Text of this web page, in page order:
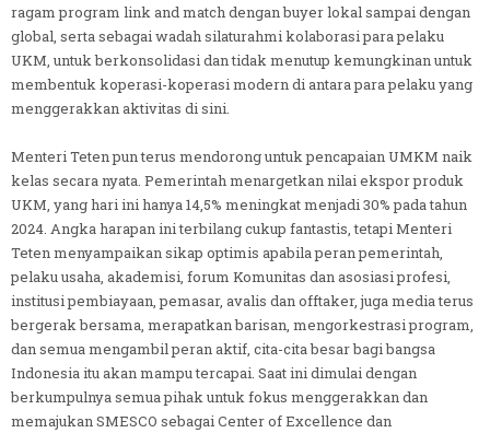
ragam program link and match dengan buyer lokal sampai dengan
global, serta sebagai wadah silaturahmi kolaborasi para pelaku
UKM, untuk berkonsolidasi dan tidak menutup kemungkinan untuk
membentuk koperasi-koperasi modern di antara para pelaku yang
menggerakkan aktivitas di sini.
Menteri Teten pun terus mendorong untuk pencapaian UMKM naik
kelas secara nyata. Pemerintah menargetkan nilai ekspor produk
UKM, yang hari ini hanya 14,5% meningkat menjadi 30% pada tahun
2024. Angka harapan ini terbilang cukup fantastis, tetapi Menteri
Teten menyampaikan sikap optimis apabila peran pemerintah,
pelaku usaha, akademisi, forum Komunitas dan asosiasi profesi,
institusi pembiayaan, pemasar, avalis dan offtaker, juga media terus
bergerak bersama, merapatkan barisan, mengorkestrasi program,
dan semua mengambil peran aktif, cita-cita besar bagi bangsa
Indonesia itu akan mampu tercapai. Saat ini dimulai dengan
berkumpulnya semua pihak untuk fokus menggerakkan dan
memajukan SMESCO sebagai Center of Excellence dan